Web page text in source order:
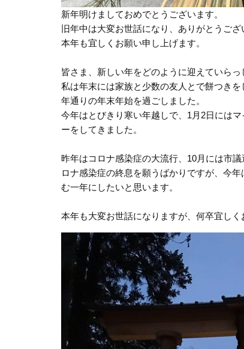
新年明けましておめでとうございます。
旧年中は大変お世話になり、ありがとうござ
本年も宜しくお願い申し上げます。
皆さま、新しい年をどのように迎えていら
私は年末には家族と少数の友人とで餅つき
年通りの年末年始を過ごしました。
今年はとびきり寒い年越しで、1月2日には
ーをしてきました。
昨年はコロナ感染症の大流行、10月には市
ロナ感染症の終息を願うばかりですが、今
む一年にしたいと思います。
本年も大変お世話になりますが、何卒宜しく